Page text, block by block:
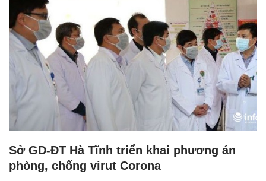
Sở GD-ĐT Hà Tĩnh triển khai phương án
phòng, chống virut Corona